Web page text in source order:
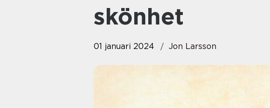
skönhet
01 januari 2024 Jon Larsson